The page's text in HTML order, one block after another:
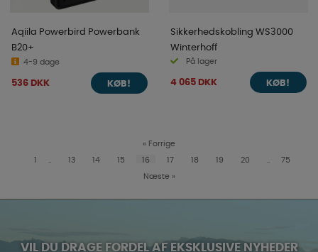
Aqiila Powerbird Powerbank
B20+
4-9 dage
536 DKK KØB!
Sikkerhedskobling WS3000
Winterhoff
På lager
4 065 DKK KØB!
« Forrige
1 13 14 15 16 17 18 19 20 75
Næste »
VIL DU DRAGE FORDEL AF EKSKLUSIVE NYHEDER